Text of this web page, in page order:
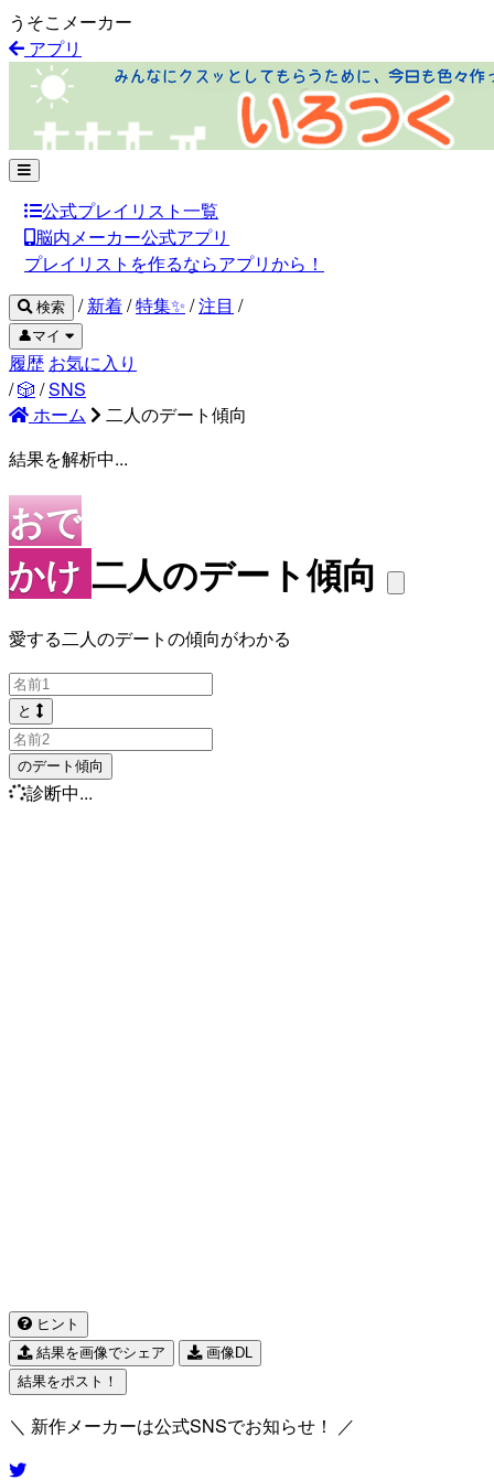
うそこメーカー
アプリ
公式プレイリスト一覧
脳内メーカー公式アプリ
プレイリストを作るならアプリから！
検索 / 新着/特集✨ /注目 /
👤マイ
履歴 お気に入り
/🎲 /SNS
ホーム
二人のデート傾向
結果を解析中...
おで
かけ 二人のデート傾向
愛する二人のデートの傾向がわかる
と
のデート傾向
診断中...
ヒント
結果を画像でシェア
画像DL
結果をポスト！
＼ 新作メーカーは公式SNSでお知らせ！ ／